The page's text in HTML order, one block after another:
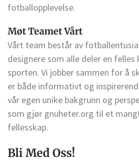
fotballopplevelse.
Møt Teamet Vårt
Vårt team består av
designere som alle deler en
sporten. Vi jobber sammen for å
er både informativt og
vår egen unike bakgrunn og
som gjør gnuheter.org til et
fellesskap.
Bli Med Oss!